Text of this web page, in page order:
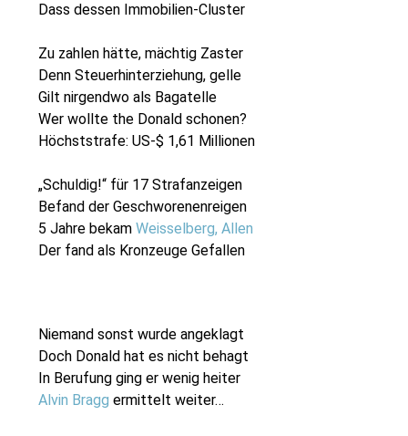
Dass dessen Immobilien-Cluster
Zu zahlen hätte, mächtig Zaster
Denn Steuerhinterziehung, gelle
Gilt nirgendwo als Bagatelle
Wer wollte the Donald schonen?
Höchststrafe: US-$ 1,61 Millionen
„Schuldig!“ für 17 Strafanzeigen
Befand der Geschworenenreigen
5 Jahre bekamWeisselberg, Allen
Der fand als Kronzeuge Gefallen
Niemand sonst wurde angeklagt
Doch Donald hat es nicht behagt
In Berufung ging er wenig heiter
Alvin Bragg ermittelt weiter…